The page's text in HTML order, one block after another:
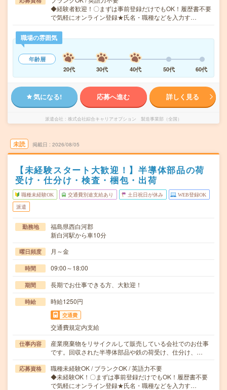
◆経験者歓迎！〇まずは事前登録だけでもOK！履歴書不要
で気軽にオンライン登録★氏名・職種などを入力す…
職場の雰囲気
年齢層
20代
30代 40代 50代 60代
気になる! 応募へ進む 詳しく見る
派遣会社 株式会社綜合キャリアオプション 製造事業部（全国）
未読 掲載日 2026/08/05
【未経験スタート大歓迎！】半導体部品の荷
受け・仕分け・検査・梱包・出荷
職種未経験OK 交通費別途支給あり 土日祝日が休み WEB登録OK
派遣
勤務地
福島県西白河郡
新白河駅から車10分
曜日頻度 月～金
時間 09:00～18:00
期間 長期でお仕事できる方、大歓迎！
時給 時給1250円
交通費
交通費規定内支給
仕事内容
産業廃棄物をリサイクルして販売している会社でのお仕事
です。回収された半導体部品や鉄の荷受け、仕分け、…
応募資格
職種未経験OK / ブランクOK / 英語力不要
◆未経験OK！〇まずは事前登録だけでもOK！履歴書不要
で気軽にオンライン登録★氏名・職種などを入力す…